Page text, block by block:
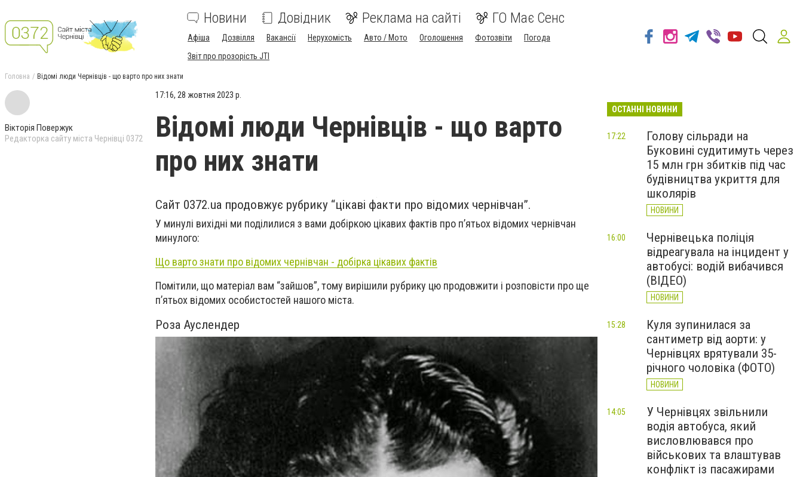
Новини Довідник Реклама на сайті ГО Має Сенс
Афіша Дозвілля Вакансії Нерухомість Авто / Мото Оголошення Фотозвіти
Погода
Звіт про прозорість JTI
Головна Відомі люди Чернівців - що варто про них знати
Вікторія Повержук
Редакторка сайту міста Чернівці 0372
17:16, 28 жовтня 2023 р.
Відомі люди Чернівців - що варто
про них знати
Сайт 0372.ua продовжує рубрику “цікаві факти про відомих чернівчан”.
У минулі вихідні ми поділилися з вами добіркою цікавих фактів про пʼятьох відомих чернівчан
минулого:
Що варто знати про відомих чернівчан - добірка цікавих фактів
Помітили, що матеріал вам “зайшов”, тому вирішили рубрику цю продовжити і розповісти про ще
пʼятьох відомих особистостей нашого міста.
Роза Ауслендер
ОСТАННІ НОВИНИ
Голову сільради на
Буковині судитимуть через
15 млн грн збитків під час
будівництва укриття для
школярів
НОВИНИ
17:22
Чернівецька поліція
відреагувала на інцидент у
автобусі: водій вибачився
(ВІДЕО)
НОВИНИ
16:00
Куля зупинилася за
сантиметр від аорти: у
Чернівцях врятували 35-
річного чоловіка (ФОТО)
НОВИНИ
15:28
У Чернівцях звільнили
водія автобуса, який
висловлювався про
військових та влаштував
конфлікт із пасажирами
14:05